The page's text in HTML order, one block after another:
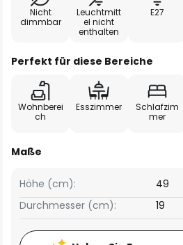
Nicht
dimmbar
Leuchtmitt
el nicht
enthalten
E27
Perfekt für diese Bereiche
Wohnberei
ch
Esszimmer
Schlafzim
mer
Maße
Höhe (cm):
49
Durchmesser (cm):
19